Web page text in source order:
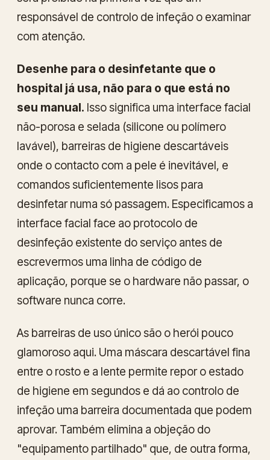
responsável de controlo de infeção o examinar
com atenção.
Desenhe para o desinfetante que o
hospital já usa, não para o que está no
seu manual. Isso significa uma interface facial
não-porosa e selada (silicone ou polímero
lavável), barreiras de higiene descartáveis
onde o contacto com a pele é inevitável, e
comandos suficientemente lisos para
desinfetar numa só passagem. Especificamos a
interface facial face ao protocolo de
desinfeção existente do serviço antes de
escrevermos uma linha de código de
aplicação, porque se o hardware não passar, o
software nunca corre.
As barreiras de uso único são o herói pouco
glamoroso aqui. Uma máscara descartável fina
entre o rosto e a lente permite repor o estado
de higiene em segundos e dá ao controlo de
infeção uma barreira documentada que podem
aprovar. Também elimina a objeção do
"equipamento partilhado" que, de outra forma,